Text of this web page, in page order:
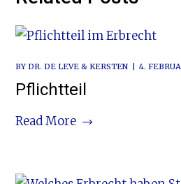
BYDR. DE LEVE & KERSTEN 4.
Pflichtteil
Read More